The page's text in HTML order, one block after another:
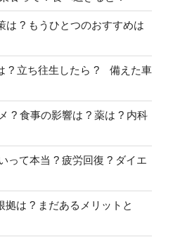
は ? もうひとつのおすすめは
? 立ち往生したら ? 備えた車
? 食事の影響は ? 薬は ? 内科
って本当 ? 疲労回復 ? ダイエ
拠は ? まだあるメリットと